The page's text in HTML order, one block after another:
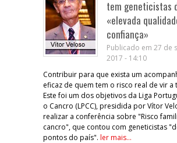
tem geneticistas
«elevada
confiança»
Publicado em 27 de
2017 - 14:10
Contribuir para que exista um
eficaz de quem tem o risco real de vir a
Este foi um dos objetivos da Liga
o Cancro (LPCC), presidida por Vítor
realizar a conferência sobre "Risco
cancro", que contou com geneticistas
pontos do país". ler mais...